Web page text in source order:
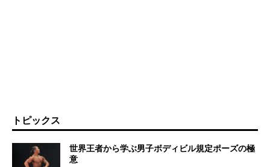
トピックス
世界王者から学ぶ男子ボディビル規定ポーズの極
意